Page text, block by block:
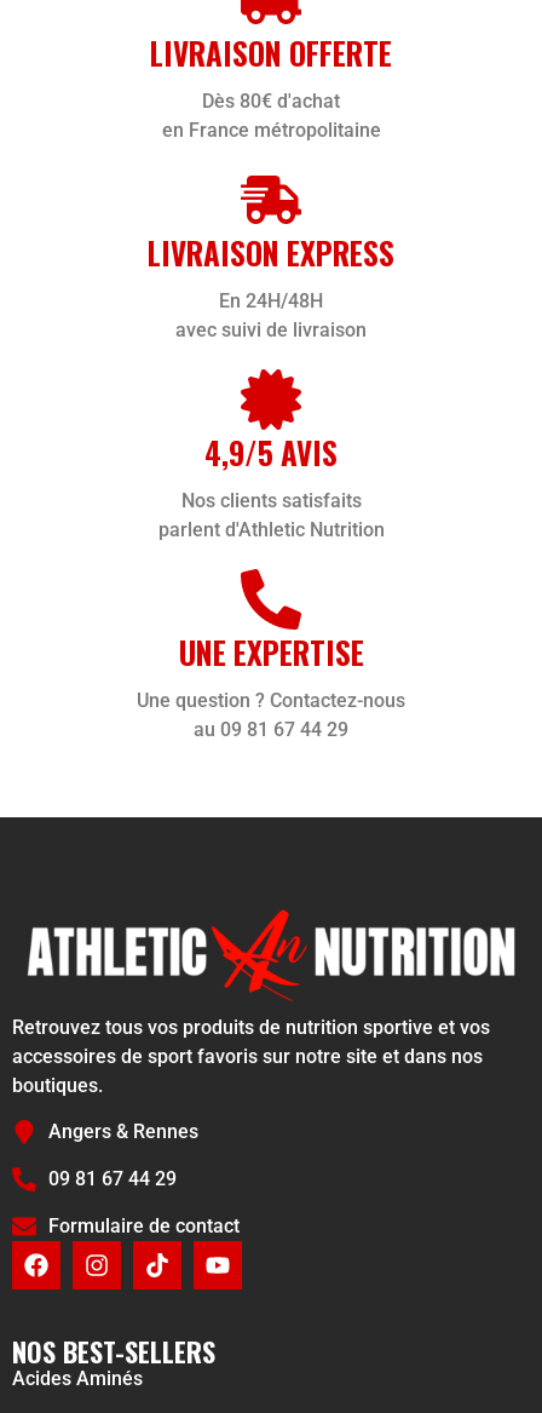
LIVRAISON OFFERTE
Dès 80€ d'achat
en France métropolitaine
LIVRAISON EXPRESS
En 24H/48H
avec suivi de livraison
4,9/5 AVIS
Nos clients satisfaits
parlent d'Athletic Nutrition
UNE EXPERTISE
Une question ? Contactez-nous
au 09 81 67 44 29
Retrouvez tous vos produits de nutrition sportive et vos
accessoires de sport favoris sur notre site et dans nos
boutiques.
Angers & Rennes
09 81 67 44 29
Formulaire de contact
NOS BEST-SELLERS
Acides Aminés